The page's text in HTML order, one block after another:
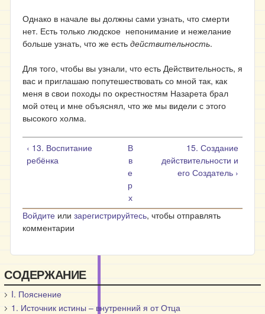
Однако в начале вы должны сами узнать, что смерти
нет. Есть только людское непонимание и нежелание
больше узнать, что же есть действительность.
Для того, чтобы вы узнали, что есть Действительность, я
вас и приглашаю попутешествовать со мной так, как
меня в свои походы по окрестностям Назарета брал
мой отец и мне объяснял, что же мы видели с этого
высокого холма.
‹ 13. Воспитание
ребёнка
В
в
е
р
х
15. Создание
действительности и
его Создатель ›
Войдите или зарегистрируйтесь, чтобы отправлять
комментарии
СОДЕРЖАНИЕ
I. Пояснение
1. Источник истины – внутренний я от Отца